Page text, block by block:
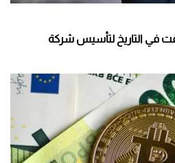
في التاريخ لتأسيس شركة